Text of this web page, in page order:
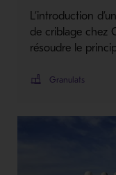
L’introduction
de criblage chez
résoudre le
Granulats